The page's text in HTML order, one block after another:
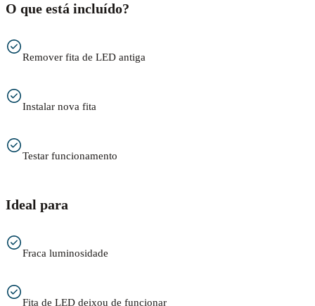
O que está incluído?
Remover fita de LED antiga
Instalar nova fita
Testar funcionamento
Ideal para
Fraca luminosidade
Fita de LED deixou de funcionar